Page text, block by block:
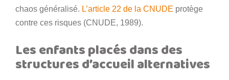
chaos généralisé. L’article 22 de la CNUDE protège
contre ces risques (CNUDE, 1989).
Les enfants placés dans des
structures d’accueil alternatives